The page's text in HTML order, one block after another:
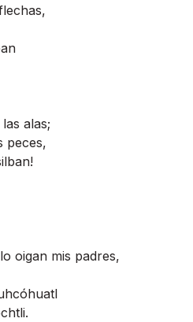
alas;
peces,
oigan mis padres,